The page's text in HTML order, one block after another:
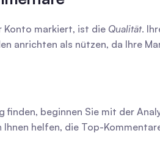
Konto markiert, ist die Qualität.
anrichten als nützen, da Ihre
beginnen Sie mit der
helfen, die Top-